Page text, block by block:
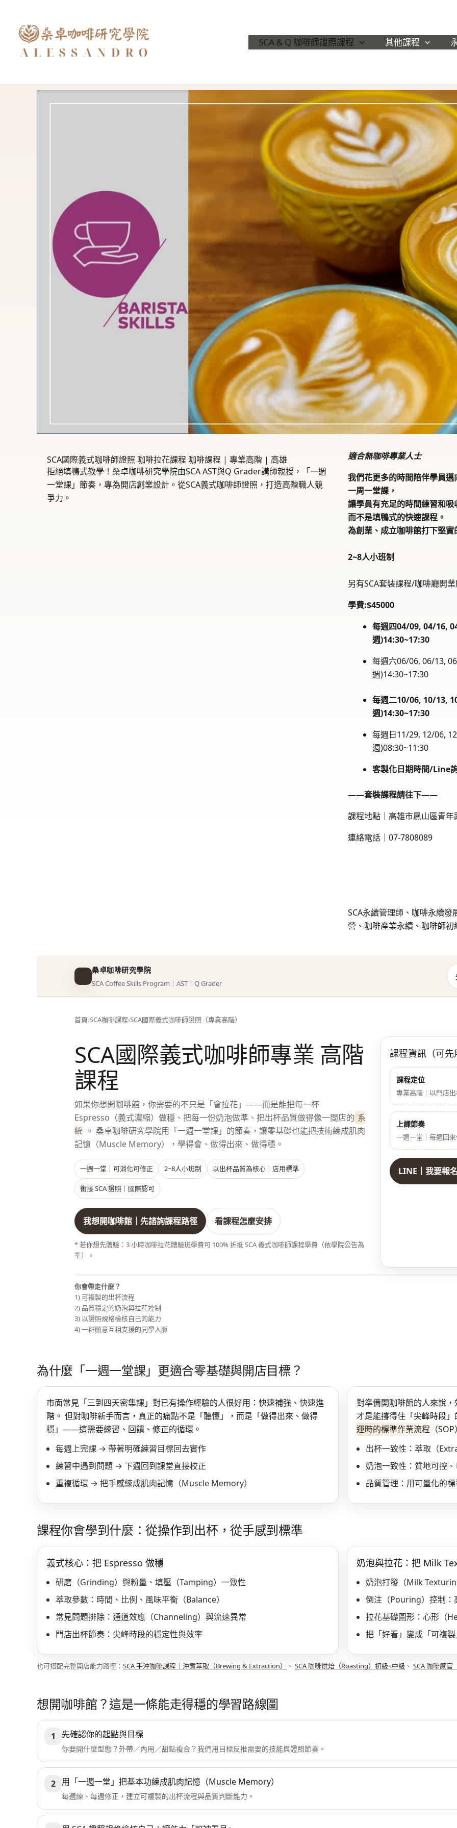
SCA & Q 咖啡師證照課程 其他課程
SCA國際義式咖啡師證照 咖啡拉花課程 咖啡課程 | 專業高階 | 高雄
拒絕填鴨式教學！桑卓咖啡研究學院由SCA AST與Q Grader講師親授，「一週
一堂課」節奏，專為開店創業設計。從SCA義式咖啡師證照，打造高階職人競
爭力。
適合無咖啡專業人士
我們花更多的時間陪伴學員
一周一堂課，
讓學員有充足的時間練習和吸
而不是填鴨式的快速課程。
為創業、成立咖啡館打下堅實
2~8人小班制
另有SCA套裝課程/咖啡廳開
學費:$45000
每週四04/09, 04/16,
週)14:30~17:30
每週六06/06, 06/13,
週)14:30~17:30
每週二10/06, 10/13,
週)14:30~17:30
每週日11/29, 12/06,
週)08:30~11:30
客製化日期時間/Line
——套裝課程請往下——
課程地點｜高雄市鳳山區青
連絡電話｜07-7808089
SCA永續管理師、咖啡永續
營、咖啡產業永續、咖啡師
桑卓咖啡研究學院
SCA Coffee Skills Program｜AST｜Q Grader
首頁 SCA咖啡課程 SCA國際義式咖啡師證照（專業高階）
SCA國際義式咖啡師專業 高階
課程
如果你想開咖啡館，你需要的不只是「會拉花」——而是能把每一杯
Espresso（義式濃縮）做穩、把每一份奶泡做準、把出杯品質做得像一間店的 系
統 。 桑卓咖啡研究學院用「一週一堂課」的節奏，讓零基礎也能把技術練成肌肉
記憶（Muscle Memory），學得會、做得出來、做得穩。
一週一堂｜可消化可修正 2~8人小班制 以出杯品質為核心｜店用標準
銜接 SCA 證照｜國際認可
我想開咖啡館｜先諮詢課程路徑 看課程怎麼安排
* 若你想先體驗： 3 小時咖啡拉花體驗班學費可 100% 折抵 SCA 義式咖啡師課程學費（依學院公告為
準）。
課程資訊（可
課程定位
專業高階｜以門店
上課節奏
一週一堂｜每週回
LINE｜我要報
你會帶走什麼？
1) 可複製的出杯流程
2) 品質穩定的奶泡與拉花控制
3) 以證照規格檢核自己的能力
4) 一群願意互相支援的同學人脈
為什麼「一週一堂課」更適合零基礎與開店目標？
市面常見「三到四天密集課」對已有操作經驗的人很好用：快速補強、快速進
階。 但對咖啡新手而言，真正的痛點不是「聽懂」，而是「做得出來、做得
穩」——這需要練習、回饋、修正的循環。
每週上完課 → 帶著明確練習目標回去實作
練習中遇到問題 → 下週回到課堂直接校正
重複循環 → 把手感練成肌肉記憶（Muscle Memory）
對準備開咖啡館的人來說
才是能撐得住「尖峰時段
運時的標準作業流程（SOP
出杯一致性：萃取（
奶泡一致性：質地可控
品質管理：用可量化的
課程你會學到什麼：從操作到出杯，從手感到標準
義式核心：把 Espresso 做穩
研磨（Grinding）與粉量、填壓（Tamping）一致性
萃取參數：時間、比例、風味平衡（Balance）
常見問題排除：通道效應（Channeling）與流速異常
門店出杯節奏：尖峰時段的穩定性與效率
奶泡與拉花：把 Milk
奶泡打發（Milk
倒注（Pouring）控制：
拉花基礎圖形：心形（
把「好看」變成「可複
也可搭配完整開店能力路徑： SCA 手沖咖啡課程｜沖煮萃取（Brewing & Extraction） 、 SCA 咖啡烘焙（Roasting）初級+中級 、 SCA 咖啡感官
想開咖啡館？這是一條能走得穩的學習路線圖
1 先確認你的起點與目標
你要開什麼型態？外帶／內用／甜點複合？我們用目標反推需要的技能與證照節奏。
2 用「一週一堂」把基本功練成肌肉記憶（Muscle Memory）
每週練、每週修正，建立可複製的出杯流程與品質判斷能力。